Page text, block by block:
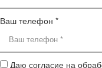
Ваш телефон *
Даю согласие на